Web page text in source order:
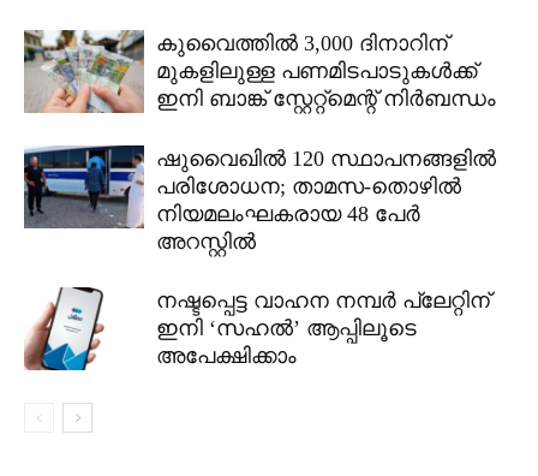
കുവൈത്തിൽ 3,000 ദിനാറിന്
മുകളിലുള്ള പണമിടപാടുകൾക്ക്
ഇനി ബാങ്ക് സ്റ്റേറ്റ്മെന്റ് നിർബന്ധം
ഷുവൈഖിൽ 120 സ്ഥാപനങ്ങളിൽ
പരിശോധന; താമസ-തൊഴിൽ
നിയമലംഘകരായ 48 പേർ
അറസ്റ്റിൽ
നഷ്ടപ്പെട്ട വാഹന നമ്പർ പ്ലേറ്റിന്
ഇനി ‘സഹൽ’ ആപ്പിലൂടെ
അപേക്ഷിക്കാം